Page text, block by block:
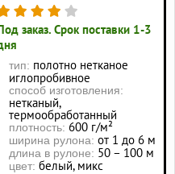
заказ. Срок поставки 1-3
тип: полотно нетканое
иглопробивное
способ изготовления:
нетканый,
термообработанный
плотность: 600 г/м²
ширина рулона: от 1 до 6 м
длина в рулоне: 50 – 100 м
цвет: белый, микс